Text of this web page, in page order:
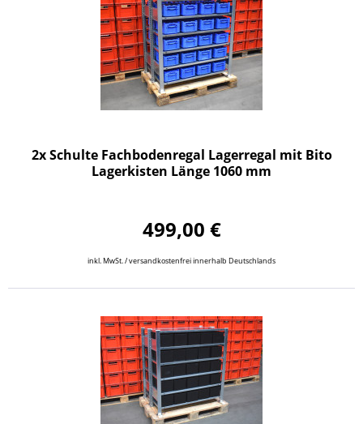
2x Schulte Fachbodenregal Lagerregal mit Bito
Lagerkisten Länge 1060 mm
499,00 €
inkl. MwSt. / versandkostenfrei innerhalb Deutschlands